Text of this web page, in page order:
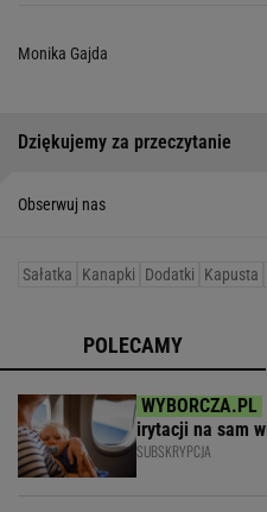
Monika Gajda
Dziękujemy za przeczytanie
Obserwuj nas
Sałatka Kanapki Dodatki Kapusta
POLECAMY
irytacji na sam
SUBSKRYPCJA